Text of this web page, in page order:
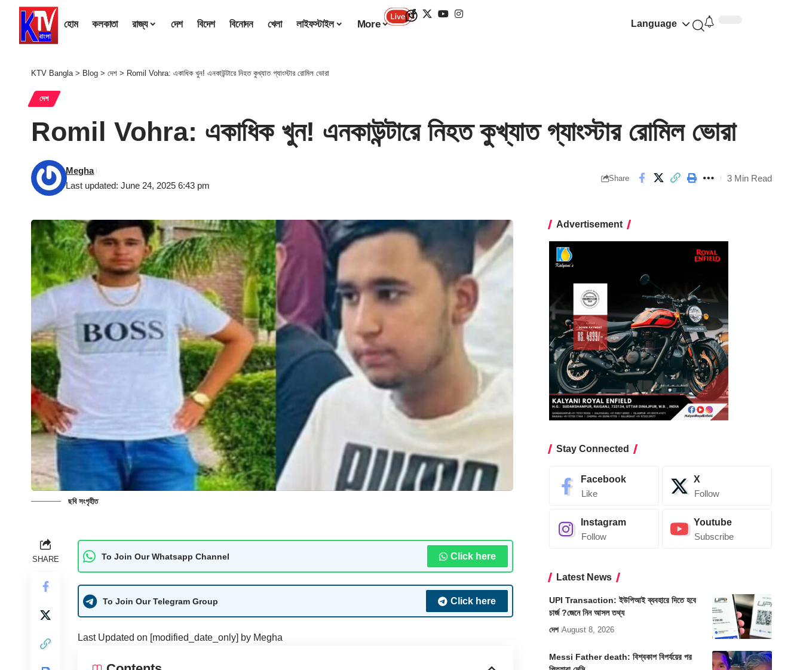
হোম কলকাতা রাজ্য দেশ বিদেশ বিনোদন খেলা লাইফস্টাইল More Language
KTV Bangla> Blog > দেশ > Romil Vohra: একাধিক খুন! এনকাউন্টারে নিহত কুখ্যাত গ্যাংস্টার রোমিল ভোরা
দেশ
Romil Vohra: একাধিক খুন! এনকাউন্টারে নিহত কুখ্যাত গ্যাংস্টার রোমিল ভোরা
Last updated: June 24, 2025 6:43 pm
Megha
Share 3 Min Read
ছবি সংগৃহীত
SHARE To Join Our Whatsapp Channel Click here
To Join Our Telegram Group Click here
Last Updated on [modified_date_only] by Megha
Advertisement
Stay Connected
Facebook
Like
X
Follow
Instagram
Follow
Youtube
Subscribe
Latest News
UPI Transaction: ইউপিআই ব্যবহারে দিতে হবে
চার্জ ?জেনে নিন আসল তথ্য
দেশ August 8, 2026
Messi Father death: বিশ্বকাপ বিপর্যয়ের পর